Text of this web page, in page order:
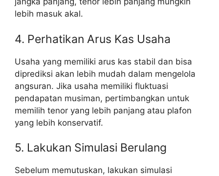
lebih masuk akal.
4. Perhatikan Arus Kas Usaha
Usaha yang memiliki arus kas stabil dan bisa
diprediksi akan lebih mudah dalam mengelola
angsuran. Jika usaha memiliki fluktuasi
pendapatan musiman, pertimbangkan untuk
memilih tenor yang lebih panjang atau plafon
yang lebih konservatif.
5. Lakukan Simulasi Berulang
Sebelum memutuskan, lakukan simulasi